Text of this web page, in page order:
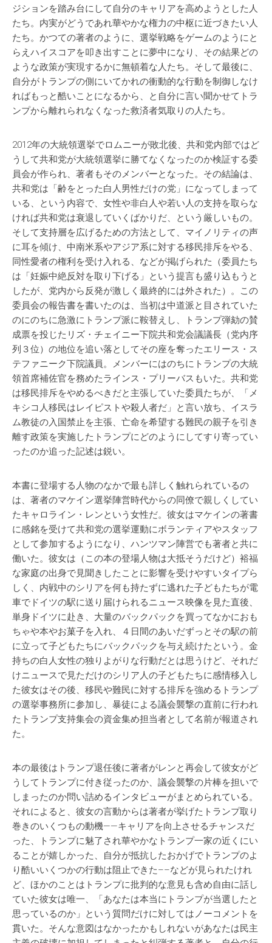
ジションを踏み台にして自分のキャリアを高めようとした人
たち。内実がどうであれ華やかな権力の中枢に近づきたい人
たち。かつての著者のように、選挙戦略をゲームのようにと
らえハイスコアを叩き出すことに夢中になり、その結果どの
ような政策が実現するかに無頓着な人たち。そして最後に、
自分がトランプの側にいてかれの衝動的な行動を制御しなけ
ればもっと酷いことになるから、と自分に言い聞かせてトラ
ンプから離れられなくなった救済者気取りの人たち。
2012年の大統領選挙でロムニーが敗北後、共和党内部ではど
うして共和党が大統領選挙に勝てなくなったのか検証する委
員会が作られ、著者もそのメンバーとなった。その結論は、
共和党は「齢をとった白人男性だけの党」になってしまって
いる、という内容で、女性や非白人や若い人の支持を取らな
ければ共和党は衰退していくばかりだ、という厳しいもの。
そして支持層を広げるための方法として、マイノリティの声
に耳を傾け、中南米系やアジア系に対する移民排斥をやる、
同性愛者の権利を受け入れる、などが掲げられた（委員たち
は「妊娠中絶反対を取り下げる」という提言も盛り込もうと
したが、党内から反発が激しく最終的には外された）。この
委員会の報告書を書いたのは、当初は中道派と目されていた
のにのちに急激にトランプ派に鞍替えし、トランプ弾劾の賛
成票を投じたリズ・チェイニー下院共和党会議議長（党内序
列３位）の地位を追い落としてその座を奪ったエリース・ス
テファニーク下院議員。メンバーにはのちにトランプの大統
領首席補佐官を務めたラインス・プリーバスもいた。共和党
は移民排斥をやめるべきだと主張していた委員たちが、「メ
キシコ人移民はレイピストや殺人者だ」と言い放ち、イスラ
ム教徒の入国禁止を主張、亡命を希望する難民の親子を引き
離す政策を実施したトランプにどのようにしてすり寄ってい
ったのか追った記述は鋭い。
本書に登場する人物のなかで最も詳しく触れられているの
は、著者のマケイン選挙陣営時代からの同僚で親しくしてい
たキャロライン・レンという女性だ。彼女はマケインの著書
に感銘を受けて共和党の選挙運動にボランティアやスタッフ
として参加するようになり、ハンツマン陣営でも著者と共に
働いた。彼女は（この本の登場人物は大抵そうだけど）裕福
な家庭の出身で見聞きしたことに影響を受けやすいタイプら
しく、内戦中のシリアを何も持たずに逃れた子どもたちが電
車でドイツの駅に送り届けられるニュース映像を見た直後、
単身ドイツに赴き、大量のバックパックを買ってなかにおも
ちゃや本やお菓子を入れ、４日間のあいだずっとその駅の前
に立って子どもたちにバックパックを与え続けたという。金
持ちの白人女性の独りよがりな行動だとは思うけど、それだ
けニュースで見ただけのシリア人の子どもたちに感情移入し
た彼女はその後、移民や難民に対する排斥を強めるトランプ
の選挙事務所に参加し、暴徒による議会襲撃の直前に行われ
たトランプ支持集会の資金集め担当者として名前が報道され
た。
本の最後はトランプ退任後に著者がレンと再会して彼女がど
うしてトランプに付き従ったのか、議会襲撃の片棒を担いで
しまったのか問い詰めるインタビューがまとめられている。
それによると、彼女の言動からは著者が挙げたトランプ取り
巻きのいくつもの動機——キャリアを向上させるチャンスだ
った、トランプに魅了され華やかなトランプ一家の近くにい
ることが嬉しかった、自分が抵抗したおかげでトランプのよ
り酷いいくつかの行動は阻止できた––などが見られたけれ
ど、ほかのことはトランプに批判的な意見も含め自由に話し
ていた彼女は唯一、「あなたは本当にトランプが当選したと
思っているのか」という質問だけに対してはノーコメントを
貫いた。そんな意図はなかったかもしれないがあなたは民主